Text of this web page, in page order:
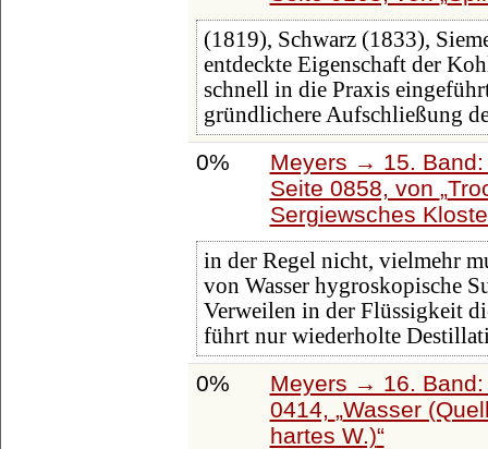
(1819), Schwarz (1833),
entdeckte Eigenschaft der
schnell in die Praxis
gründlichere Aufschließung
0%
Meyers → 15.
Seite 0858, von
Sergiewsches
in der Regel nicht, vielmehr
von Wasser hygroskopische
Verweilen in der Flüssigkeit
führt nur wiederholte
0%
Meyers → 16.
0414,
Wasser
hartes W.)